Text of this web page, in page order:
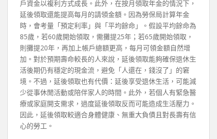
戶資金以複利方式成長。此外，在按月領取年金的情況下，
延後領取還能提高每月的請領金額。因為勞保局計算年金
時，會考量「預定利率」與「平均餘命」。假設平均餘命為
85歲，若60歲開始領取，需攤提25年；若65歲開始領取，
則攤提20年，再加上帳戶總額更高，每月可領金額自然增
加。對於預期壽命較長的人來說，延後領取能夠確保退休生
活後期仍有穩定的現金流，避免「人還在，錢沒了」的窘
境。不過，延後領取也有代價：延後享受退休生活，可能減
少從事休閒活動或陪伴家人的時間。此外，若個人有緊急醫
療或家庭開支需求，過度延後領取反而可能造成生活壓力。
因此，延後領取較適合身體健康、無重大負債且對長壽有信
心的勞工。